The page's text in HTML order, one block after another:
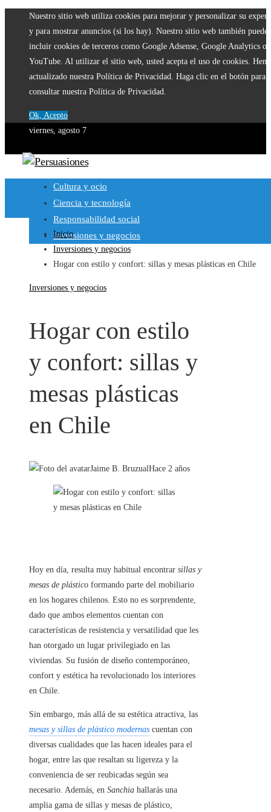
Nuestro sitio web utiliza cookies para mejorar y personalizar su
y para mostrar anuncios (si los hay). Nuestro sitio web también puede
incluir cookies de terceros como Google Adsense, Google Analytics o
YouTube. Al utilizar el sitio web, usted acepta el uso de cookies.
actualizado nuestra Política de Privacidad. Haga clic en el botón para
consultar nuestra Política de Privacidad.
Ok, Acepto
viernes, agosto 7
Cultura y ocio
Ciencia y tecnología
Responsabilidad social
Inversiones y negocios
Inicio
Inversiones y negocios
Hogar con estilo y confort: sillas y mesas plásticas en Chile
Inversiones y negocios
Hogar con estilo
y confort: sillas y
mesas plásticas
en Chile
Jaime B. BruzualHace 2 años
Hoy en día, resulta muy habitual encontrar sillas y
mesas de plástico formando parte del mobiliario
en los hogares chilenos. Esto no es sorprendente,
dado que ambos elementos cuentan con
características de resistencia y versatilidad que les
han otorgado un lugar privilegiado en las
viviendas. Su fusión de diseño contemporáneo,
confort y estética ha revolucionado los interiores
en Chile.
Sin embargo, más allá de su estética atractiva, las
mesas y sillas de plástico modernas cuentan con
diversas cualidades que las hacen ideales para el
hogar, entre las que resaltan su ligereza y la
conveniencia de ser reubicadas según sea
necesario. Además, en Sanchia hallarás una
amplia gama de sillas y mesas de plástico,